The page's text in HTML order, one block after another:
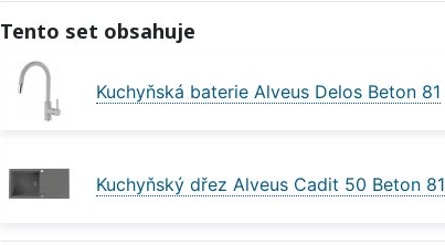
Tento set obsahuje
Kuchyňská baterie Alveus Delos Beton 81
Kuchyňský dřez Alveus Cadit 50 Beton 81